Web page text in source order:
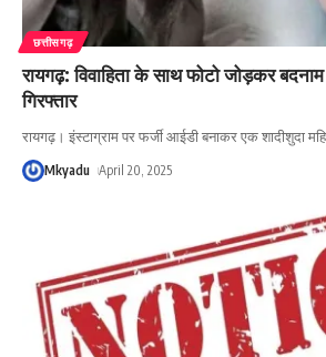
छत्तीसगढ़
रायगढ़: विवाहिता के साथ फोटो जोड़कर
गिरफ्तार
रायगढ़। इंस्टाग्राम पर फर्जी आईडी बनाकर एक शादीशुदा
Mkyadu April 20, 2025